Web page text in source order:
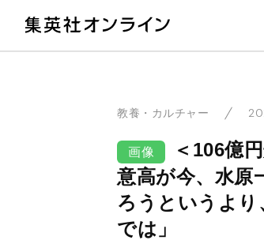
教養・カルチャー
画像
＜106億
意高が今、水原
ろうというよ
では」